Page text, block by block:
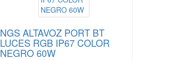
NGS ALTAVOZ PORT BT
LUCES RGB IP67 COLOR
NEGRO 60W